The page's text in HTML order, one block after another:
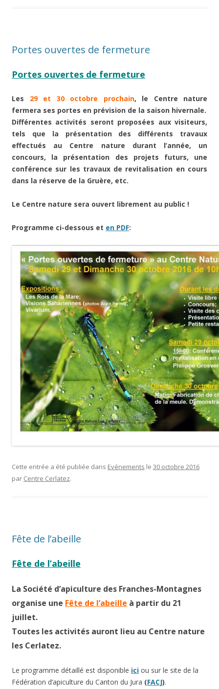
Portes ouvertes de fermeture
Portes ouvertes de fermeture
Les 29 et 30 octobre prochain, le Centre nature
fermera ses portes en prévision de la saison hivernale.
Différentes activités seront proposées aux visiteurs,
tels que la présentation des différents travaux
effectués au Centre nature durant l’année, un
concours, la présentation des projets futurs, une
conférence sur les travaux de revitalisation en cours
dans la réserve de la Gruère, etc.
Le Centre nature sera ouvert librement au public !
Programme ci-dessous et en PDF:
Cette entrée a été publiée dans Evénements le 30 octobre 2016
par Centre Cerlatez.
Fête de l’abeille
Fête de l’abeille
La Société d’apiculture des Franches-Montagnes
organise une Fête de l’abeille à partir du 21
juillet.
Toutes les activités auront lieu au Centre nature
les Cerlatez.
Le programme détaillé est disponible ici ou sur le site de la
Fédération d’apiculture du Canton du Jura (FACJ).